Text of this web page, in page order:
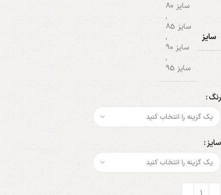
سایز
سایز 80
,
سایز 85
,
سایز 90
,
سایز 95
رنگ
سایز